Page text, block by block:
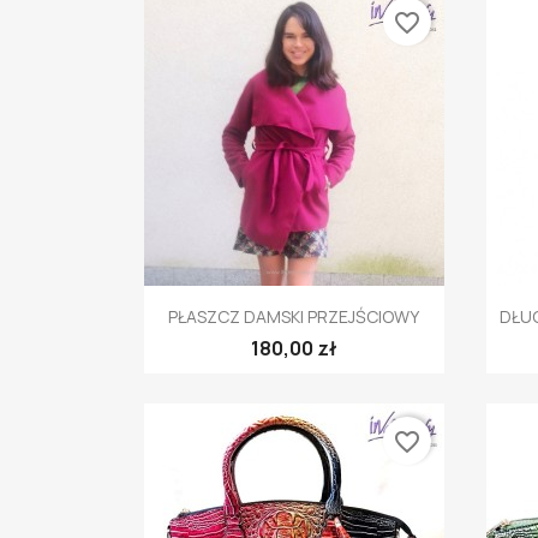
 Szybki podgląd
PŁASZCZ DAMSKI PRZEJŚCIOWY
180,00 zł
favorite_border
favorite_border